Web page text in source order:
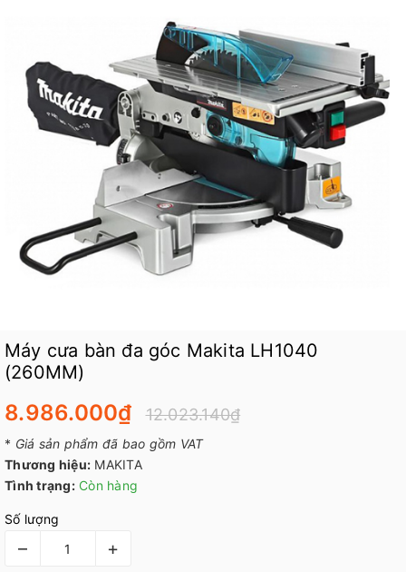
Máy cưa bàn đa góc Makita LH1040
(260MM)
8.986.000₫ 12.023.140₫
* Giá sản phẩm đã bao gồm VAT
Thương hiệu: MAKITA
Tình trạng: Còn hàng
Số lượng
– +